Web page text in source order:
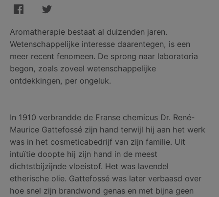
Aromatherapie bestaat al duizenden jaren.
Wetenschappelijke interesse daarentegen, is een
meer recent fenomeen. De sprong naar laboratoria
begon, zoals zoveel wetenschappelijke
ontdekkingen, per ongeluk.
In 1910 verbrandde de Franse chemicus Dr. René-
Maurice Gattefossé zijn hand terwijl hij aan het werk
was in het cosmeticabedrijf van zijn familie. Uit
intuïtie doopte hij zijn hand in de meest
dichtstbijzijnde vloeistof. Het was lavendel
etherische olie. Gattefossé was later verbaasd over
hoe snel zijn brandwond genas en met bijna geen